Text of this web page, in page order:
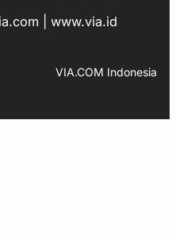
| www.via.id
VIA.COM Indonesia